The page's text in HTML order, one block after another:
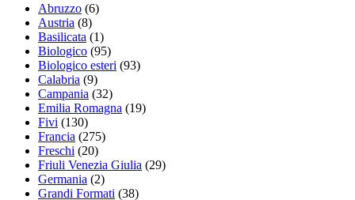
Abruzzo (6)
Austria (8)
Basilicata (1)
Biologico (95)
Biologico esteri (93)
Calabria (9)
Campania (32)
Emilia Romagna (19)
Fivi (130)
Francia (275)
Freschi (20)
Friuli Venezia Giulia (29)
Germania (2)
Grandi Formati (38)